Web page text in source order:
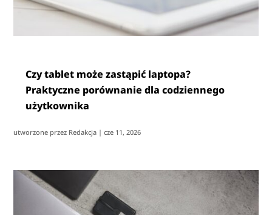
Czy tablet może zastąpić laptopa?
Praktyczne porównanie dla codziennego
użytkownika
utworzone przez Redakcja |cze 11, 2026